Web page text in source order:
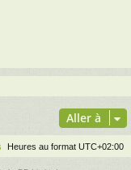
Aller à
Heures au format UTC+02:00